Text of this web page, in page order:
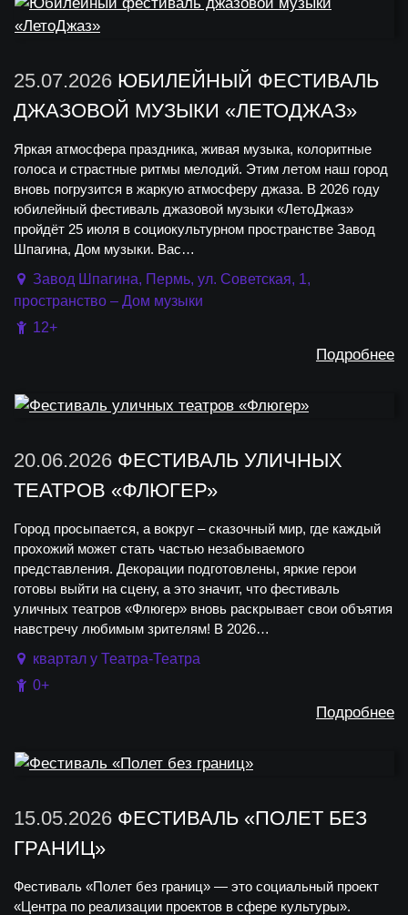
25.07.2026 ЮБИЛЕЙНЫЙ ФЕСТИВАЛЬ
ДЖАЗОВОЙ МУЗЫКИ «ЛЕТОДЖАЗ»
Яркая атмосфера праздника, живая музыка, колоритные
голоса и страстные ритмы мелодий. Этим летом наш город
вновь погрузится в жаркую атмосферу джаза. В 2026 году
юбилейный фестиваль джазовой музыки «ЛетоДжаз»
пройдёт 25 июля в социокультурном пространстве Завод
Шпагина, Дом музыки. Вас…
Завод Шпагина, Пермь, ул. Советская, 1,
пространство – Дом музыки
12+
Подробнее
20.06.2026 ФЕСТИВАЛЬ УЛИЧНЫХ
ТЕАТРОВ «ФЛЮГЕР»
Город просыпается, а вокруг – сказочный мир, где каждый
прохожий может стать частью незабываемого
представления. Декорации подготовлены, яркие герои
готовы выйти на сцену, а это значит, что фестиваль
уличных театров «Флюгер» вновь раскрывает свои объятия
навстречу любимым зрителям! В 2026…
квартал у Театра-Театра
0+
Подробнее
15.05.2026 ФЕСТИВАЛЬ «ПОЛЕТ БЕЗ
ГРАНИЦ»
Фестиваль «Полет без границ» — это социальный проект
«Центра по реализации проектов в сфере культуры».